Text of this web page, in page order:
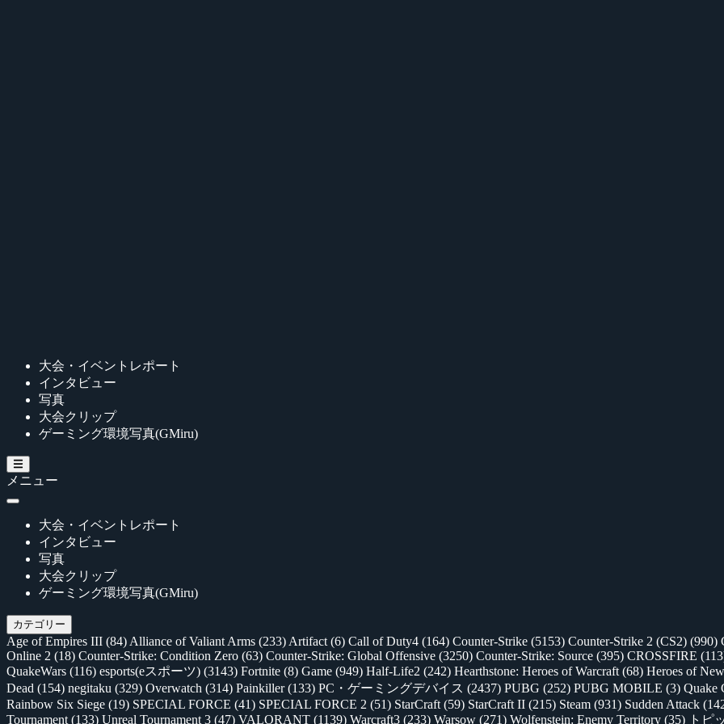
大会・イベントレポート
インタビュー
写真
大会クリップ
ゲーミング環境写真(GMiru)
メニュー
大会・イベントレポート
インタビュー
写真
大会クリップ
ゲーミング環境写真(GMiru)
カテゴリー
Age of Empires III (84) Alliance of Valiant Arms (233) Artifact (6) Call of Duty4 (164) Counter-Strike (5153) Counter-Strike 2 (CS2) (990)
Online 2 (18) Counter-Strike: Condition Zero (63) Counter-Strike: Global Offensive (3250) Counter-Strike: Source (395) CROSSFIRE
QuakeWars (116) esports(eスポーツ) (3143) Fortnite (8) Game (949) Half-Life2 (242) Hearthstone: Heroes of Warcraft (68) Heroes of
Dead (154) negitaku (329) Overwatch (314) Painkiller(133) PC・ゲーミングデバイス (2437) PUBG (252) PUBG MOBILE (3) Quake
Rainbow Six Siege (19) SPECIAL FORCE (41) SPECIAL FORCE 2 (51) StarCraft (59) StarCraft II (215) Steam (931) Sudden Attack
Tournament (133) Unreal Tournament 3 (47) VALORANT (1139) Warcraft3 (233) Warsow (271) Wolfenstein: Enemy Territory (35) トピ